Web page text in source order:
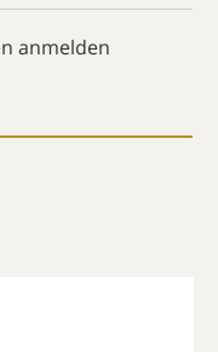
anmelden